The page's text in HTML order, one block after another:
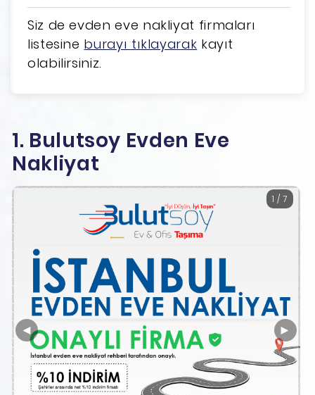
Siz de evden eve nakliyat firmaları
listesine burayı tıklayarak kayıt
olabilirsiniz.
1. Bulutsoy Evden Eve
Nakliyat
◄ ►
1 / 7